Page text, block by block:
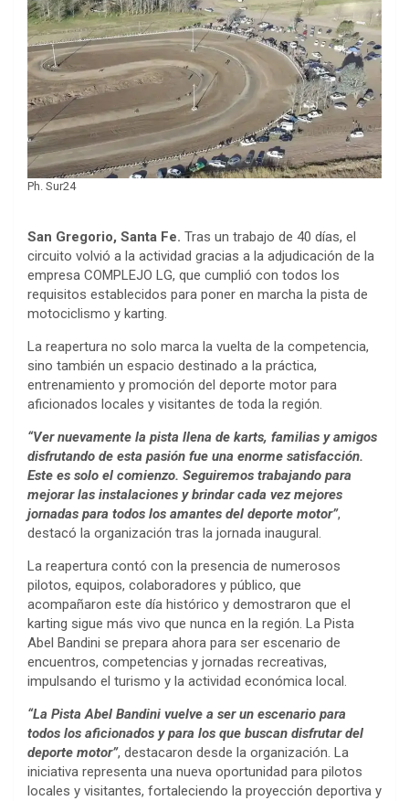
Ph. Sur24
San Gregorio, Santa Fe. Tras un trabajo de 40 días, el
circuito volvió a la actividad gracias a la adjudicación de la
empresa COMPLEJO LG, que cumplió con todos los
requisitos establecidos para poner en marcha la pista de
motociclismo y karting.
La reapertura no solo marca la vuelta de la competencia,
sino también un espacio destinado a la práctica,
entrenamiento y promoción del deporte motor para
aficionados locales y visitantes de toda la región.
“Ver nuevamente la pista llena de karts, familias y amigos
disfrutando de esta pasión fue una enorme satisfacción.
Este es solo el comienzo. Seguiremos trabajando para
mejorar las instalaciones y brindar cada vez mejores
jornadas para todos los amantes del deporte motor”,
destacó la organización tras la jornada inaugural.
La reapertura contó con la presencia de numerosos
pilotos, equipos, colaboradores y público, que
acompañaron este día histórico y demostraron que el
karting sigue más vivo que nunca en la región. La Pista
Abel Bandini se prepara ahora para ser escenario de
encuentros, competencias y jornadas recreativas,
impulsando el turismo y la actividad económica local.
“La Pista Abel Bandini vuelve a ser un escenario para
todos los aficionados y para los que buscan disfrutar del
deporte motor”, destacaron desde la organización. La
iniciativa representa una nueva oportunidad para pilotos
locales y visitantes, fortaleciendo la proyección deportiva y